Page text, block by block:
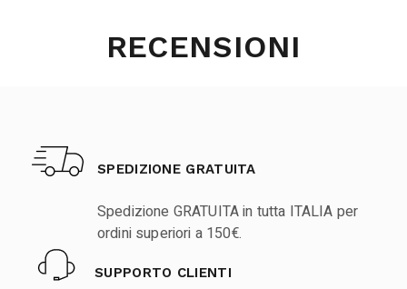
RECENSIONI
SPEDIZIONE GRATUITA
Spedizione GRATUITA in tutta ITALIA per
ordini superiori a 150€.
SUPPORTO CLIENTI